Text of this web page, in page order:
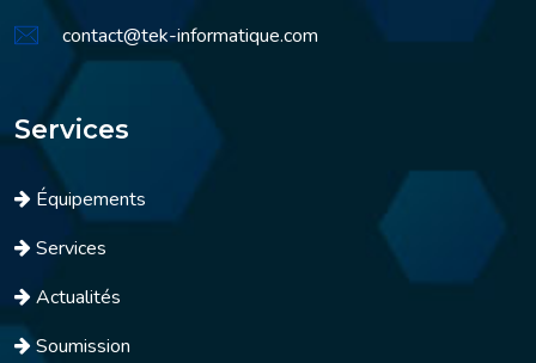
contact@tek-informatique.com
Services
Équipements
Services
Actualités
Soumission